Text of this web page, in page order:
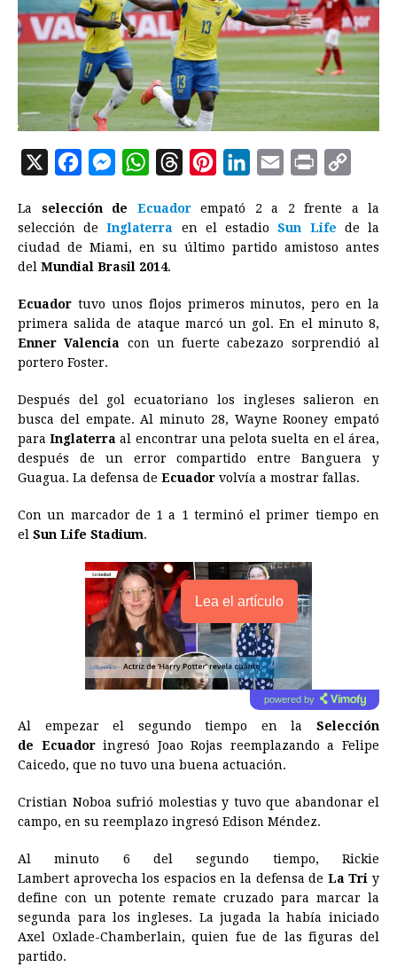
X
c
b
o
k
M
s
s
e
g
e
W
a
t
s
p
p
r
e
s
n
t
e
s
n
k
I
n
a
i
i
n
p
y
n
k
La selección de Ecuador empató 2 a 2 frente a la
selección deInglaterra en el estadio Sun Life
de la
ciudad de Miami, en su último partido amistoso antes
del Mundial Brasil 2014.
Ecuador tuvo unos flojos primeros minutos, pero en la
primera salida de ataque marcó un gol. En el minuto 8,
Enner Valencia con un fuerte cabezazo sorprendió al
portero Foster.
Después del gol ecuatoriano los ingleses salieron en
busca del empate. Al minuto 28, Wayne Rooney empató
para Inglaterra al encontrar una pelota suelta en el área,
después de un error compartido entre Banguera y
Guagua. La defensa de Ecuador volvía a mostrar fallas.
Con un marcador de 1 a 1 terminó el primer tiempo en
el Sun Life Stadium.
Lea el artículo
powered by
Al empezar el segundo tiempo en la
Selección
de Ecuadoringresó Joao Rojas reemplazando a Felipe
Caicedo, que no tuvo una buena actuación.
Cristian Noboa sufrió molestias y tuvo que abandonar el
campo, en su reemplazo ingresó Edison Méndez.
Al minuto 6 del segundo tiempo, Rickie
Lambert aprovecha los espacios en la defensa de La Tri y
define con un potente remate cruzado para marcar la
segunda para los ingleses. La jugada la había iniciado
Axel Oxlade-Chamberlain, quien fue de las figuras del
partido.